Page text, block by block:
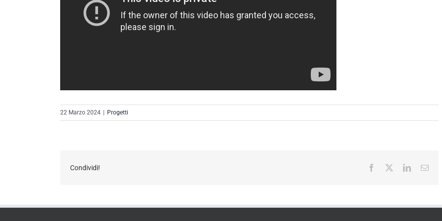
22 Marzo 2024 Progetti
Condividi! Facebook LinkedIn